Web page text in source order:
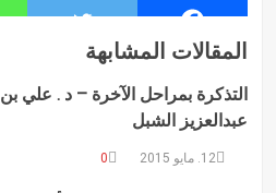
المقالات المشابهة
التذكرة بمراحل الآخرة – د . علي بن
عبدالعزيز الشبل
12. مايو 2015 0